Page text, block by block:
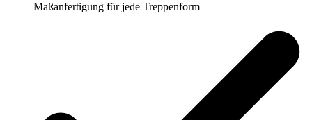
Maßanfertigung für jede Treppenform